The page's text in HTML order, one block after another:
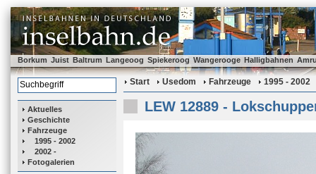
Borkum Juist Baltrum Langeoog Spiekeroog Wangerooge Halligbahnen
Aktuelles
Geschichte
Fahrzeuge
1995 - 2002
2002 -
Fotogalerien
Start Usedom Fahrzeuge 1995 - 2002
LEW 12889 -